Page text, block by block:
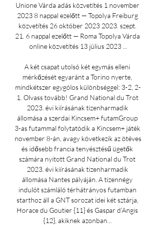
Unione Várda adás közvetítés 1 november
2023 8 nappal ezelőtt — Topolya Freiburg
közvetítés 26 október 2023 2023. szept.
21. 6 nappal ezelőtt — Roma Topolya Várda
online közvetítés 13 július 2023 ...
A két csapat utolsó két egymás elleni
mérkőzését egyaránt a Torino nyerte,
mindkétszer egygólos különbséggel: 3-2, 2-
1. Olvass tovább! Grand National du Trot
2023. évi kiírásának tizenharmadik
állomása a szerdai Kincsem+ futamGroup
3-as futammal folytatódik a Kincsem+ játék
november 8-án, avagy következik az ötéves
és idősebb francia tenyésztésű ügetők
számára nyitott Grand National du Trot
2023. évi kiírásának tizenharmadik
állomása Nantes pályáján. A tizennégy
indulót számláló térhátrányos futamban
starthoz áll a GNT sorozat idei két sztárja,
Horace du Goutier {11} és Gaspar d’Angis
{12}, akiknek azonban...